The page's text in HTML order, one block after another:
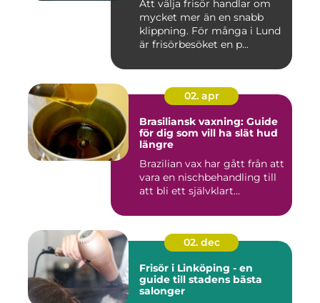
Att välja frisör handlar om
mycket mer än en snabb
klippning. För många i Lund
är frisörbesöket en p...
02. apr
Brasiliansk vaxning: Guide
för dig som vill ha slät hud
längre
Brazilian vax har gått från att
vara en nischbehandling till
att bli ett självklart...
02. dec
Frisör i Linköping - en
guide till stadens bästa
salonger